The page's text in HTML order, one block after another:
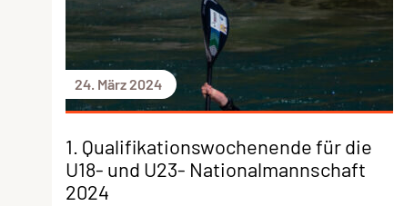
24. März 2024
1. Qualifikationswochenende für die
U18- und U23- Nationalmannschaft
2024